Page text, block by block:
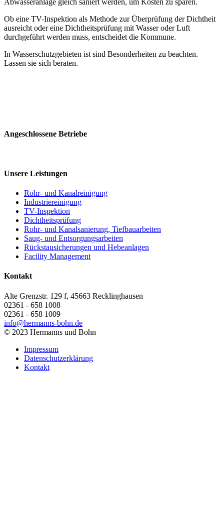
Abwasseranlage gleich saniert werden, um Kosten zu sparen.
Ob eine TV-Inspektion als Methode zur Überprüfung der Dichtheit
ausreicht oder eine Dichtheitsprüfung mit Wasser oder Luft
durchgeführt werden muss, entscheidet die Kommune.
In Wasserschutzgebieten ist sind Besonderheiten zu beachten.
Lassen sie sich beraten.
Angeschlossene Betriebe
Unsere Leistungen
Rohr- und Kanalreinigung
Industriereinigung
TV-Inspektion
Dichtheitsprüfung
Rohr- und Kanalsanierung, Tiefbauarbeiten
Saug- und Entsorgungsarbeiten
Rückstausicherungen und Hebeanlagen
Facility Management
Kontakt
Alte Grenzstr. 129 f, 45663 Recklinghausen
02361 - 658 1008
02361 - 658 1009
info@hermanns-bohn.de
© 2023 Hermanns und Bohn
Impressum
Datenschutzerklärung
Kontakt